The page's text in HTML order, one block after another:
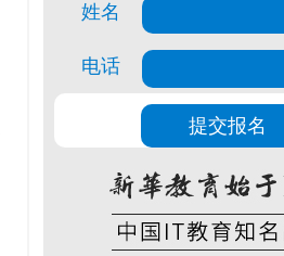
姓名
电话